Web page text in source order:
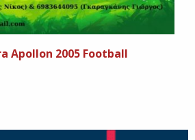
Apollon 2005 Football